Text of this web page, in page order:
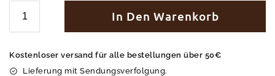
In Den Warenkorb
Kostenloser versand für alle bestellungen über 50€
Lieferung mit Sendungsverfolgung.